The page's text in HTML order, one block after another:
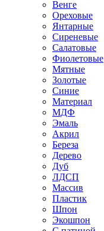
Венге
Ореховые
Янтарные
Сиреневые
Салатовые
Фиолетовые
Мятные
Золотые
Синие
Материал
МДФ
Эмаль
Акрил
Береза
Дерево
Дуб
ЛДСП
Массив
Пластик
Шпон
Экошпон